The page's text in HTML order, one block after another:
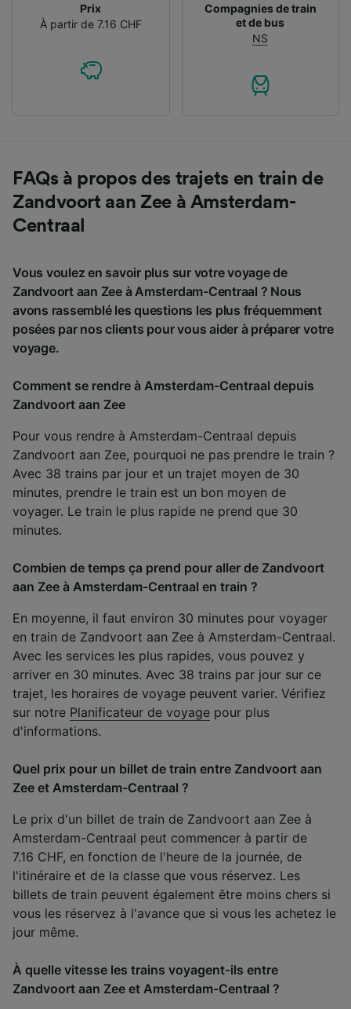
Prix
À partir de 7.16 CHF
Compagnies de train
et de bus
NS
FAQs à propos des trajets en train de
Zandvoort aan Zee à Amsterdam-
Centraal
Vous voulez en savoir plus sur votre voyage de
Zandvoort aan Zee à Amsterdam-Centraal ? Nous
avons rassemblé les questions les plus fréquemment
posées par nos clients pour vous aider à préparer votre
voyage.
Comment se rendre à Amsterdam-Centraal depuis
Zandvoort aan Zee
Pour vous rendre à Amsterdam-Centraal depuis
Zandvoort aan Zee, pourquoi ne pas prendre le train ?
Avec 38 trains par jour et un trajet moyen de 30
minutes, prendre le train est un bon moyen de
voyager. Le train le plus rapide ne prend que 30
minutes.
Combien de temps ça prend pour aller de Zandvoort
aan Zee à Amsterdam-Centraal en train ?
En moyenne, il faut environ 30 minutes pour voyager
en train de Zandvoort aan Zee à Amsterdam-Centraal.
Avec les services les plus rapides, vous pouvez y
arriver en 30 minutes. Avec 38 trains par jour sur ce
trajet, les horaires de voyage peuvent varier. Vérifiez
sur notre Planificateur de voyage pour plus
d'informations.
Quel prix pour un billet de train entre Zandvoort aan
Zee et Amsterdam-Centraal ?
Le prix d'un billet de train de Zandvoort aan Zee à
Amsterdam-Centraal peut commencer à partir de
7.16 CHF, en fonction de l'heure de la journée, de
l'itinéraire et de la classe que vous réservez. Les
billets de train peuvent également être moins chers si
vous les réservez à l'avance que si vous les achetez le
jour même.
À quelle vitesse les trains voyagent-ils entre
Zandvoort aan Zee et Amsterdam-Centraal ?